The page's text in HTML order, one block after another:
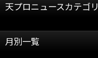
天プロニュースカテゴリ
天龍プロジェクト
月別一覧